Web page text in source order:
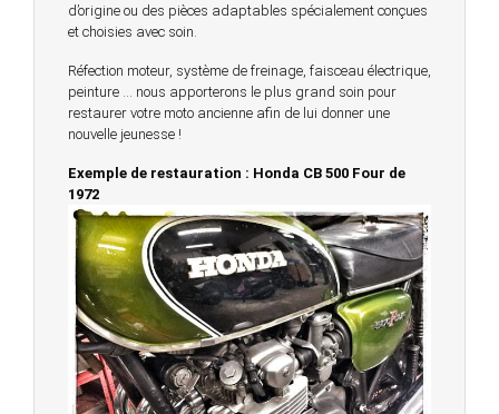
d’origine ou des pièces adaptables spécialement conçues
et choisies avec soin.
Réfection moteur, système de freinage, faisceau électrique,
peinture … nous apporterons le plus grand soin pour
restaurer votre moto ancienne afin de lui donner une
nouvelle jeunesse !
Exemple de restauration : Honda CB 500 Four de
1972
© 2023 -Chambourcy Motos 78 - 7bis chemin de la
Forêt - 78240 - Chambourcy -
Garage Motos et Scooters depuis 20 ans à votre
service entre Saint Germain en Laye et Poissy
Achat de motos et scooters - Dépôt vente - Réparation